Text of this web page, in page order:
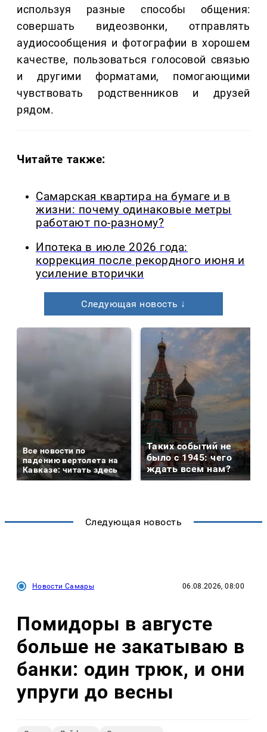
используя разные способы общения:
совершать видеозвонки, отправлять
аудиосообщения и фотографии в хорошем
качестве, пользоваться голосовой связью
и другими форматами, помогающими
чувствовать родственников и друзей
рядом.
Читайте также:
Самарская квартира на бумаге и в
жизни: почему одинаковые метры
работают по-разному?
Ипотека в июле 2026 года:
коррекция после рекордного июня и
усиление вторички
Следующая новость ↓
Все новости по
падению вертолета на
Кавказе: читать здесь
Таких событий не
было с 1945: чего
ждать всем нам?
Следующая новость
Новости Самары 06.08.2026, 08:00
Помидоры в августе
больше не закатываю в
банки: один трюк, и они
упруги до весны